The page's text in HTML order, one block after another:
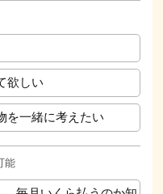
欲しい
を一緒に考えたい
能